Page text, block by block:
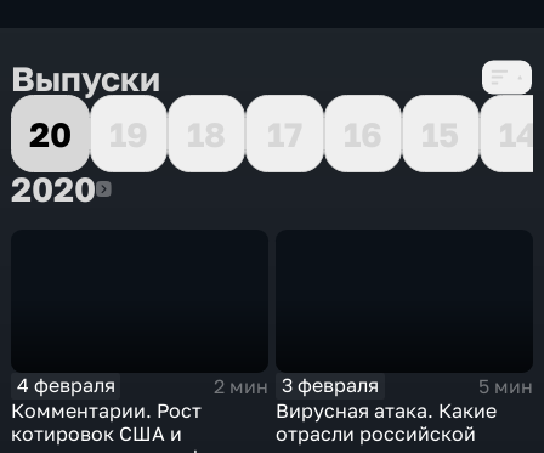
Выпуски
20
19 18 17 16 15
14
20202020
4 февраля
2 мин
Комментарии. Рост
котировок США и
3 февраля
5 мин
Вирусная атака. Какие
отрасли российской